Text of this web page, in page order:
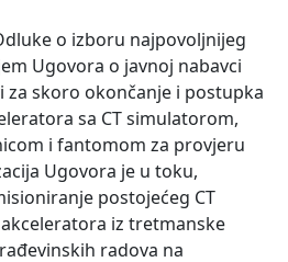
o izboru najpovoljnijeg
Ugovora o javnoj nabavci
za skoro okončanje i postupka
sa CT simulatorom,
i fantomom za provjeru
Ugovora je u toku,
postojećeg CT
iz tretmanske
radova na